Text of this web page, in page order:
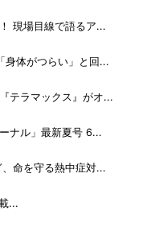
現場目線で語るア...
身体がつらい」と回...
テラマックス』がオ...
ナル」最新夏号 6...
命を守る熱中症対...
...